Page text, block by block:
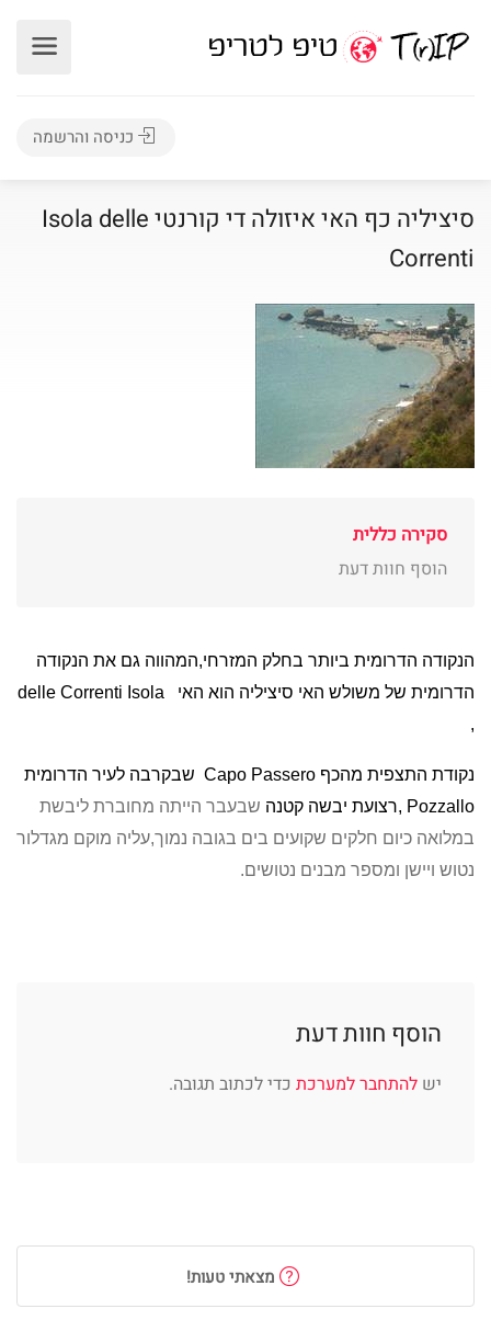
כניסה והרשמה
סיציליה כף האי איזולה די קורנטי Isola delle
Correnti
סקירה כללית
הוסף חוות דעת
הנקודה הדרומית ביותר בחלק המזרחי,המהווה גם את הנקודה
הדרומית של משולש האי סיציליה הוא האי
Isola
delle Correnti
,
נקודת התצפית מהכף Capo Passero שבקרבה לעיר הדרומית
Pozzallo ,רצועת יבשה קטנה שבעבר הייתה מחוברת ליבשת
במלואה כיום חלקים שקועים בים בגובה נמוך,עליה מוקם מגדלור
נטוש ויישן ומספר מבנים נטושים.
הוסף חוות דעת
יש להתחבר למערכת כדי לכתוב תגובה.
מצאתי טעות!